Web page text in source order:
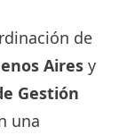
de
Airesy
Gestión
una